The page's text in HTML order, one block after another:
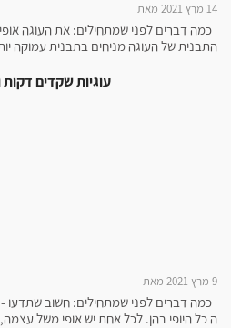
14 מרץ 2021 מאת
כמה דברים לפני שמתחילים: את העוגה
התבנית של העוגה מניחים בתבנית עמוקה
עוגיות שקדים דקות
9 מרץ 2021 מאת
כמה דברים לפני שמתחילים: חשוב שתדעו -
ה כל היופי בהן. לכל אחת יש אופי משל